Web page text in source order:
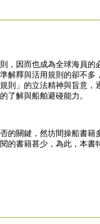
，因而也成為全球海員的
解釋與活用規則的卻不多，
則」的立法精神與旨意，
了解與船舶避碰能力。
的關鍵，然坊間操船書籍
的書籍甚少，為此，本書